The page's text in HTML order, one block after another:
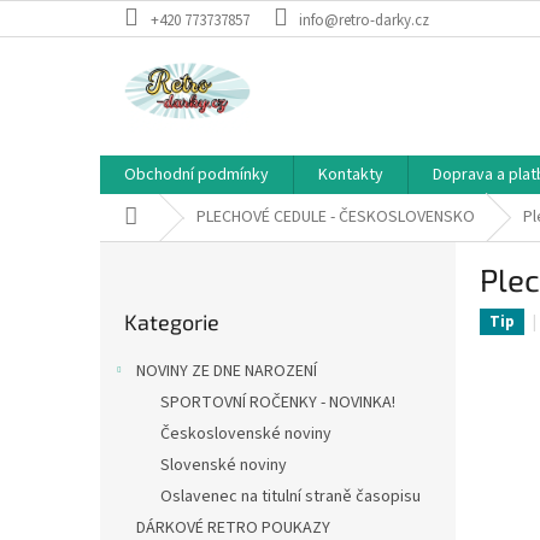
na
+420 773737857 info@retro-darky.cz
Obchodní podmínky Kontakty Doprava a
Domů PLECHOVÉ CEDULE - ČESKOSLOVENSKO
kategorie
Kategorie
NOVINY ZE DNE NAROZENÍ
SPORTOVNÍ ROČENKY - NOVINKA!
Československé noviny
Slovenské noviny
Oslavenec na titulní straně časopisu
DÁRKOVÉ RETRO POUKAZY
Tip